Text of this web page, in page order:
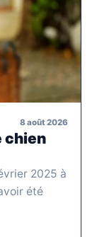
8 août 2026
chien
2025 à
été